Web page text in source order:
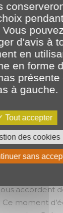
et
🤝
avons eu le
dédiés au
Merci à
leur
accordent
Ce moment
Vous pouvez
d'avis à
en
en forme
présente
à gauche.
Tout accepter
des cookies
sans